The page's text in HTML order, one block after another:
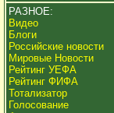
РАЗНОЕ:
Видео
Блоги
Российские новости
Мировые Новости
Рейтинг УЕФА
Рейтинг ФИФА
Тотализатор
Голосование